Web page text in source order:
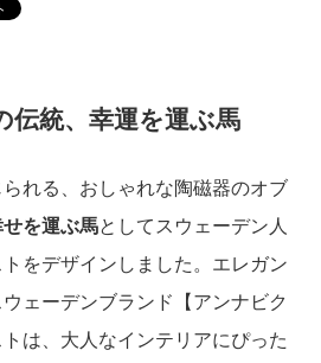
伝統、幸運を運ぶ馬
れる、おしゃれな陶磁器のオブ
を運ぶ馬としてスウェーデン人
をデザインしました。エレガン
ェーデンブランド【アンナビク
は、大人なインテリアにぴった